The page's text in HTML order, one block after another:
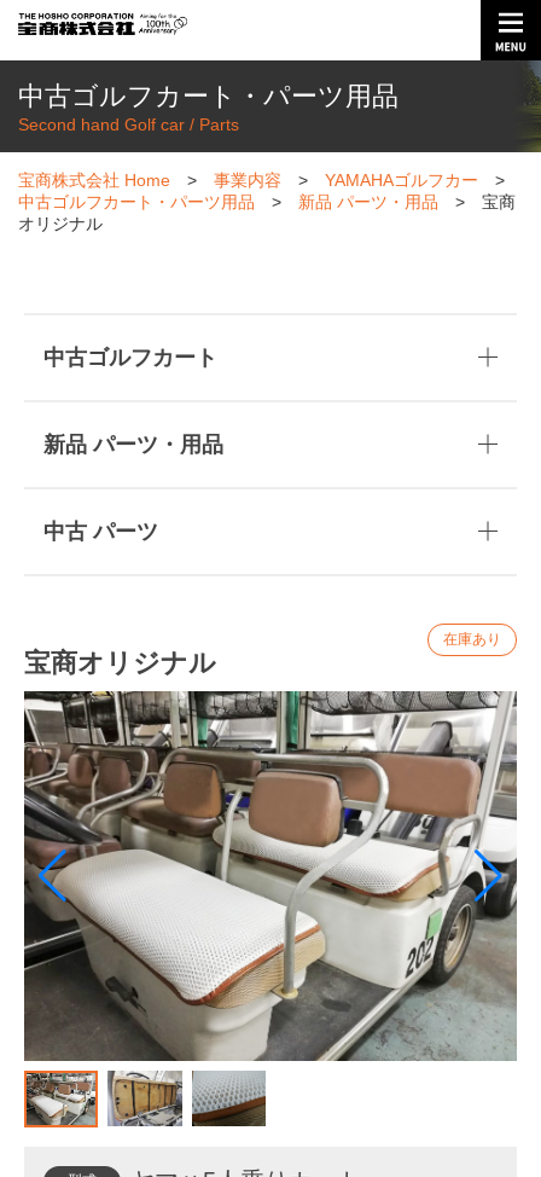
中古ゴルフカート・パーツ用品
Second hand Golf car / Parts
宝商株式会社 Home > 事業内容 > YAMAHAゴルフカー
>
中古ゴルフカート・パーツ用品
> 新品 パーツ・用品 >
宝商
オリジナル
中古ゴルフカート
新品 パーツ・用品
シートカバー
バッテリー
タイヤ
アームレストカバー
レインカバー
旗立て
中古 パーツ
タイヤ関連
ウィンドシールド
宝商オリジナル